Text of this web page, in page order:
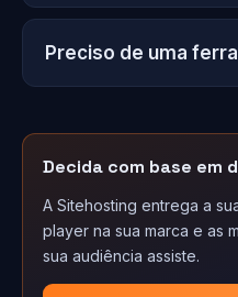
Preciso de uma
Decida com base em
A Sitehosting entrega a
player na sua marca e as
sua audiência assiste.